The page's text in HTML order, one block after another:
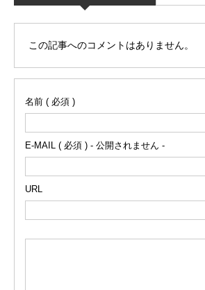
この記事へのコメントはありません。
名前 ( 必須 )
E-MAIL ( 必須 ) - 公開されません -
URL